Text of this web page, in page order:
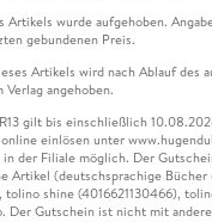
Artikels wurde aufgehoben.
gebundenen Preis.
Artikels wird nach Ablauf des
angehoben.
gilt bis einschließlich
einlösen unter
in der Filiale möglich. Der
Artikel (deutschsprachige Bücher
tolino shine (4016621130466),
Der Gutschein ist nicht mit